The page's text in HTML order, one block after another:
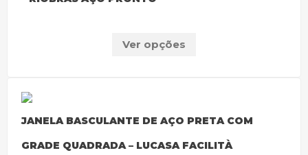
Ver opções
JANELA BASCULANTE DE AÇO PRETA COM
GRADE QUADRADA – LUCASA FACILITÀ